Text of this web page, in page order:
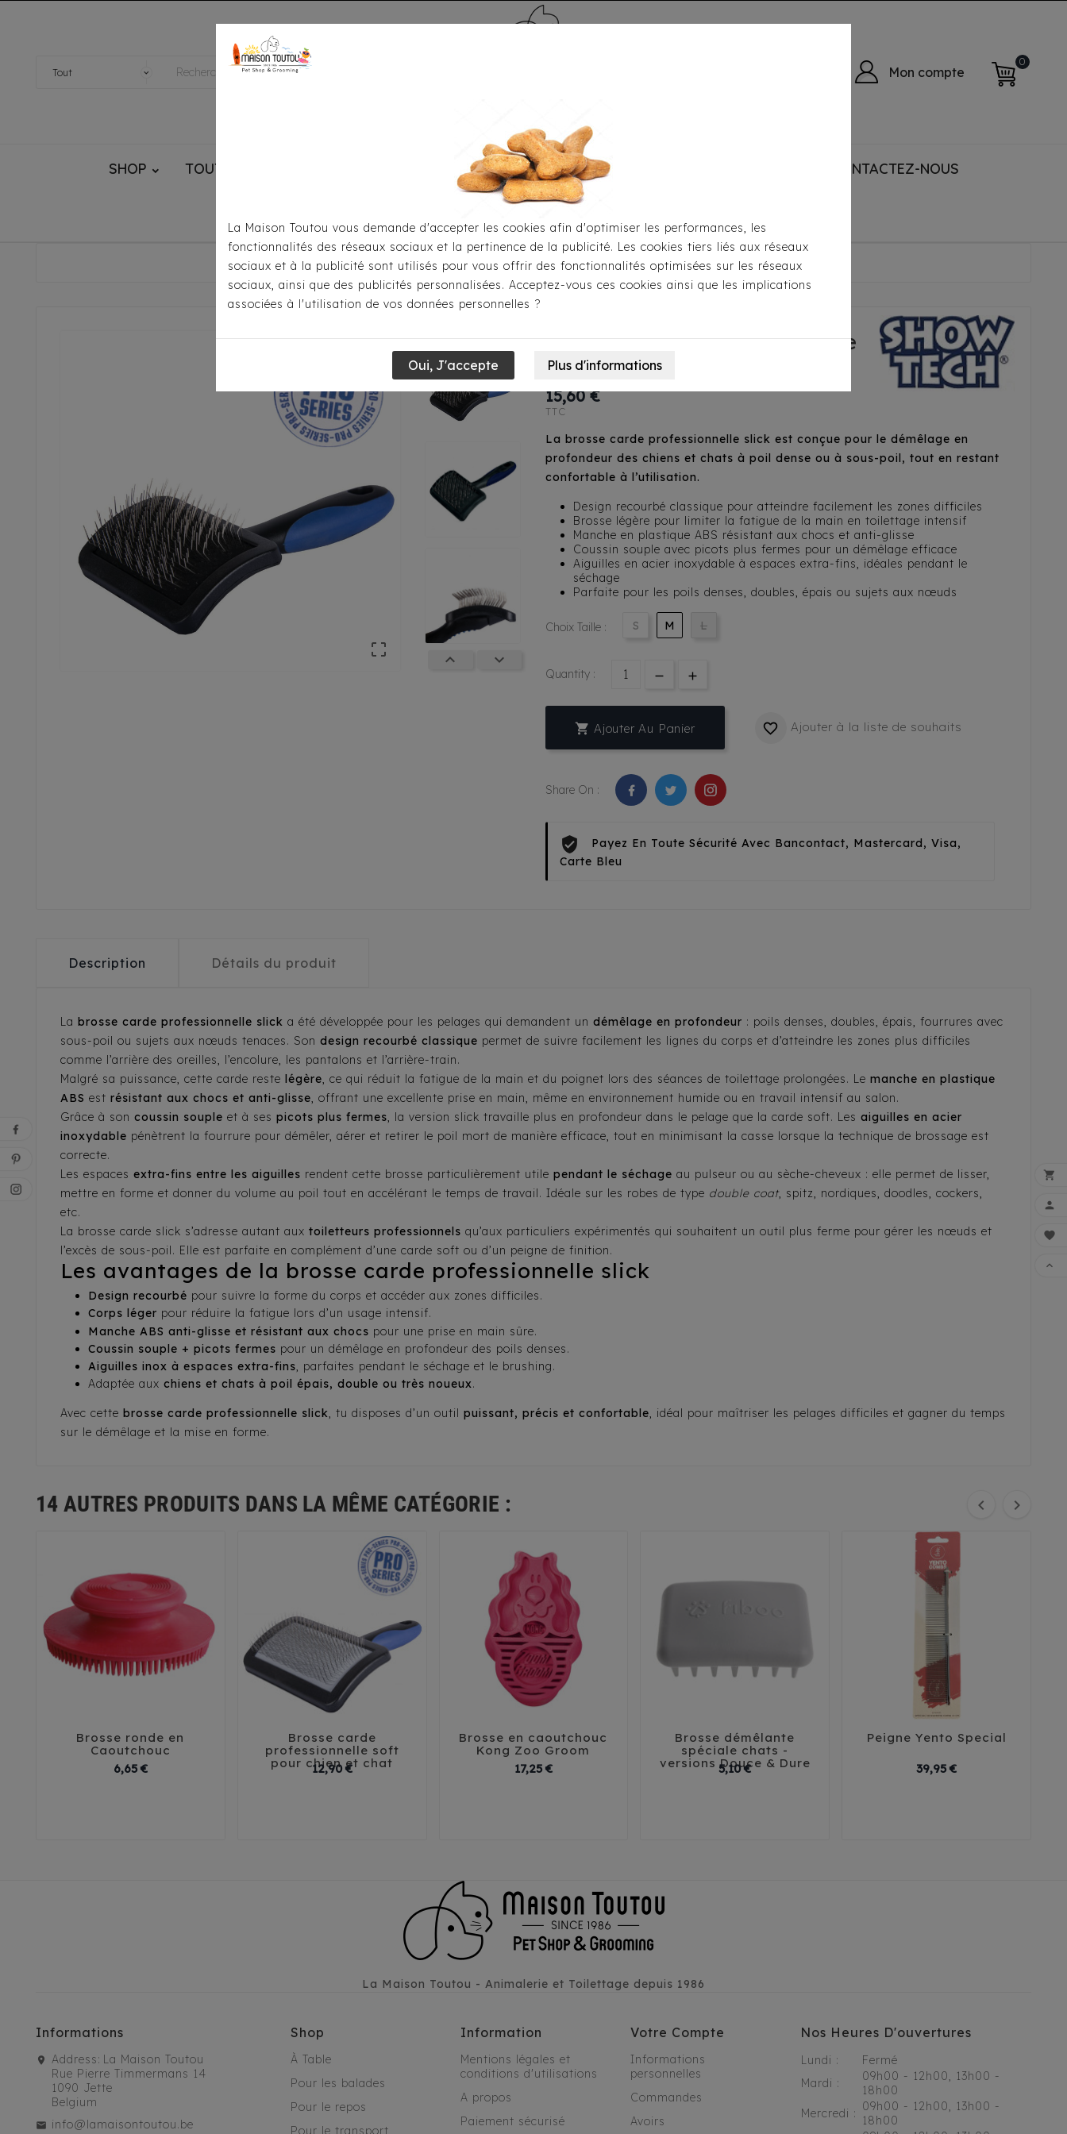
Mon compte
0
SHOP TOUTOU® HANDMADE MÉDAILLE - PET ID TAG TOILETTAGE CONTACTEZ-NOUS
Accueil Soins-Hygiène Brosses & Toilettage Brosse Carde Professionnelle Slicker Pour Chien Et Chat

 
Brosse Carde Professionnelle
Slicker Pour Chien Et Chat
15,60 €
TTC
La brosse carde professionnelle slick est conçue pour le démêlage en
profondeur des chiens et chats à poil dense ou à sous-poil, tout en restant
confortable à l’utilisation.
Design recourbé classique pour atteindre facilement les zones difficiles
Brosse légère pour limiter la fatigue de la main en toilettage intensif
Manche en plastique ABS résistant aux chocs et anti-glisse
Coussin souple avec picots plus fermes pour un démêlage efficace
Aiguilles en acier inoxydable à espaces extra-fins, idéales pendant le
séchage
Parfaite pour les poils denses, doubles, épais ou sujets aux nœuds
Choix Taille : S M L
Quantity :
 Ajouter Au Panier  Ajouter à la liste de souhaits
Share On :
Payez En Toute Sécurité Avec Bancontact, Mastercard, Visa,
Carte Bleu
Description Détails du produit
La brosse carde professionnelle slick a été développée pour les pelages qui demandent un démêlage en profondeur : poils denses, doubles, épais, fourrures avec
sous-poil ou sujets aux nœuds tenaces. Son design recourbé classique permet de suivre facilement les lignes du corps et d’atteindre les zones plus difficiles
comme l’arrière des oreilles, l’encolure, les pantalons et l’arrière-train.
Malgré sa puissance, cette carde reste légère, ce qui réduit la fatigue de la main et du poignet lors des séances de toilettage prolongées. Le manche en plastique
ABS est résistant aux chocs et anti-glisse, offrant une excellente prise en main, même en environnement humide ou en travail intensif au salon.
Grâce à son coussin souple et à ses picots plus fermes, la version slick travaille plus en profondeur dans le pelage que la carde soft. Les aiguilles en acier
inoxydable pénètrent la fourrure pour démêler, aérer et retirer le poil mort de manière efficace, tout en minimisant la casse lorsque la technique de brossage est
correcte.
Les espaces extra-fins entre les aiguilles rendent cette brosse particulièrement utile pendant le séchage au pulseur ou au sèche-cheveux : elle permet de lisser,
mettre en forme et donner du volume au poil tout en accélérant le temps de travail. Idéale sur les robes de type double coat, spitz, nordiques, doodles, cockers,
etc.
La brosse carde slick s’adresse autant aux toiletteurs professionnels qu’aux particuliers expérimentés qui souhaitent un outil plus ferme pour gérer les nœuds et
l’excès de sous-poil. Elle est parfaite en complément d’une carde soft ou d’un peigne de finition.
Les avantages de la brosse carde professionnelle slick
Design recourbé pour suivre la forme du corps et accéder aux zones difficiles.
Corps léger pour réduire la fatigue lors d’un usage intensif.
Manche ABS anti-glisse et résistant aux chocs pour une prise en main sûre.
Coussin souple + picots fermes pour un démêlage en profondeur des poils denses.
Aiguilles inox à espaces extra-fins, parfaites pendant le séchage et le brushing.
Adaptée aux chiens et chats à poil épais, double ou très noueux.
Avec cette brosse carde professionnelle slick, tu disposes d’un outil puissant, précis et confortable, idéal pour maîtriser les pelages difficiles et gagner du temps
sur le démêlage et la mise en forme.
14 AUTRES PRODUITS DANS LA MÊME CATÉGORIE :  
  
Brosse ronde en
Caoutchouc
6,65 €Prix
  
Brosse carde
professionnelle soft
pour chien et chat
12,90 €Prix
  
Brosse en caoutchouc
Kong Zoo Groom
17,25 €Prix
  
Brosse démêlante
spéciale chats -
versions Douce & Dure
5,10 €Prix
 
Peigne Yento Special
39,95 €Prix
La Maison Toutou - Animalerie et Toilettage depuis 1986
Informations
Address: La Maison Toutou
Rue Pierre Timmermans 14
1090 Jette
Belgium
info@lamaisontoutou.be
Shop
À Table
Pour les balades
Pour le repos
Pour le transport
Information
Mentions légales et
conditions d'utilisations
A propos
Paiement sécurisé
Votre Compte
Informations
personnelles
Commandes
Avoirs
Nos Heures D'ouvertures
Lundi :
Fermé
Mardi :
09h00 - 12h00, 13h00 -
18h00
Mercredi : 09h00 - 12h00, 13h00 -
18h00
La Maison Toutou vous demande d'accepter les cookies afin d'optimiser les performances, les
fonctionnalités des réseaux sociaux et la pertinence de la publicité. Les cookies tiers liés aux réseaux
sociaux et à la publicité sont utilisés pour vous offrir des fonctionnalités optimisées sur les réseaux
sociaux, ainsi que des publicités personnalisées. Acceptez-vous ces cookies ainsi que les implications
associées à l'utilisation de vos données personnelles ?



